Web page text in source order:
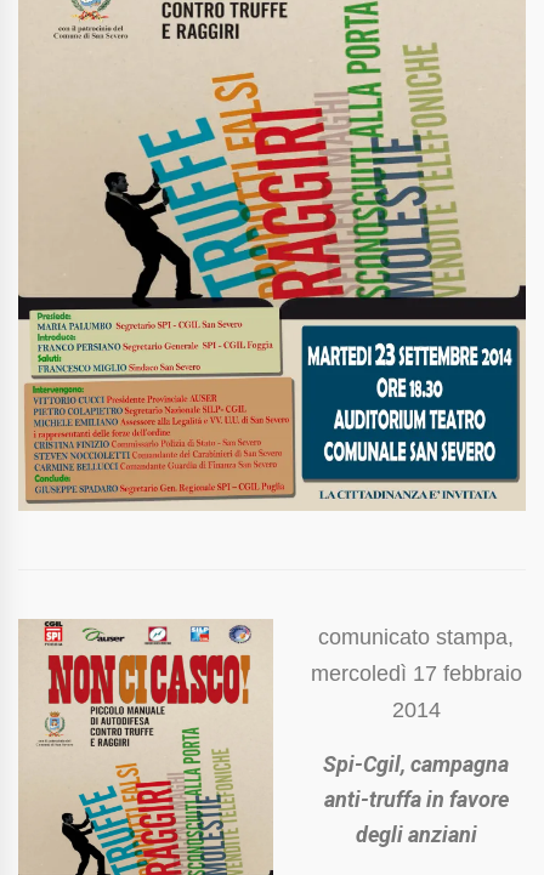
comunicato stampa,
mercoledì 17 febbraio
2014
Spi-Cgil, campagna
anti-truffa in favore
degli anziani